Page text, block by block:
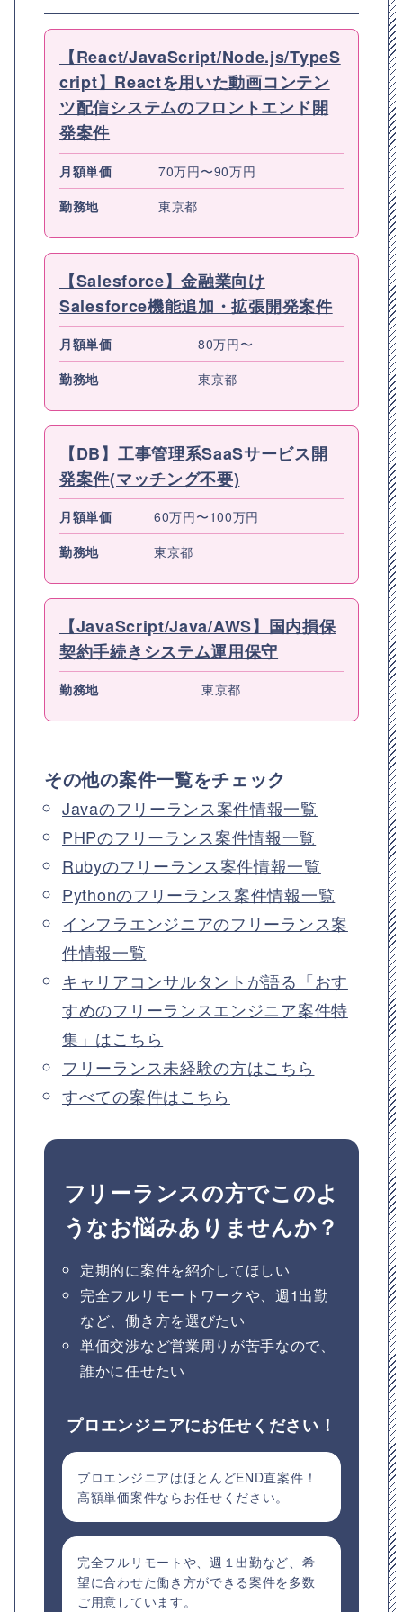
【React/JavaScript/Node.js/TypeS
cript】Reactを用いた動画コンテン
ツ配信システムのフロントエンド開
発案件
月額単価
70万円〜90万円
勤務地
東京都
【Salesforce】金融業向け
Salesforce機能追加・拡張開発案件
月額単価
80万円〜
勤務地
東京都
【DB】工事管理系SaaSサービス開
発案件(マッチング不要)
月額単価
60万円〜100万円
勤務地
東京都
【JavaScript/Java/AWS】国内損保
契約手続きシステム運用保守
勤務地 東京都
その他の案件一覧をチェック
Javaのフリーランス案件情報一覧
PHPのフリーランス案件情報一覧
Rubyのフリーランス案件情報一覧
Pythonのフリーランス案件情報一覧
インフラエンジニアのフリーランス案
件情報一覧
キャリアコンサルタントが語る「おす
すめのフリーランスエンジニア案件特
集」はこちら
フリーランス未経験の方はこちら
すべての案件はこちら
フリーランスの方でこのよ
うなお悩みありませんか？
定期的に案件を紹介してほしい
完全フルリモートワークや、週1出勤
など、働き方を選びたい
単価交渉など営業周りが苦手なので、
誰かに任せたい
プロエンジニアにお任せください！
プロエンジニアはほとんどEND直案件！
高額単価案件ならお任せください。
完全フルリモートや、週１出勤など、希
望に合わせた働き方ができる案件を多数
ご用意しています。